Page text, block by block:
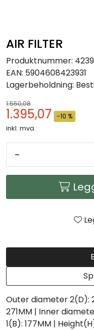
AIR FILTER
Produktnummer:
EAN: 5904608423931
Lagerbeholdning:
1.550,08
1.395,07 -10 %
inkl. mva.
-
Outer diameter 2(D):
271MM | Inner
1(B): 177MM |
Maskiner
Kontor og